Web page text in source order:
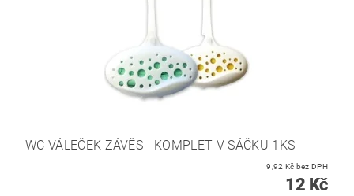
WC VÁLEČEK ZÁVĚS - KOMPLET V SÁČKU 1KS
9,92 Kč bez DPH
12 Kč